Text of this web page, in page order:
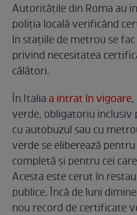
Autoritățile din Roma au
poliția locală verificând
în stațiile de metrou se
privind necesitatea
călători.
În Italiaa intrat în vigoare
verde, obligatoriu inclusiv
cu autobuzul sau cu
verde se eliberează
completă şi pentru cei
Acesta este cerut în
publice. Încă de luni
nou record de certificate